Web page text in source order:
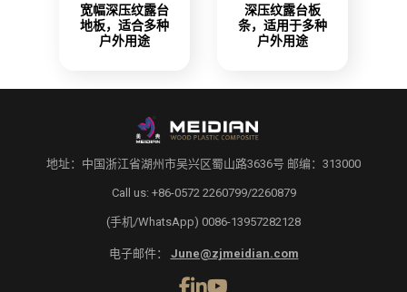
宽幅深压纹露台
地板，适合多种
户外用途
深压纹露台板
条，适用于多种
户外用途
地址：中国浙江省湖州市吴兴区蜀山路3636号 邮编：313000
Call us: +86-0572 2260799/2260879
(手机/WhatsApp) 0086-13957282128
电子邮件： June@zjmeidian.com